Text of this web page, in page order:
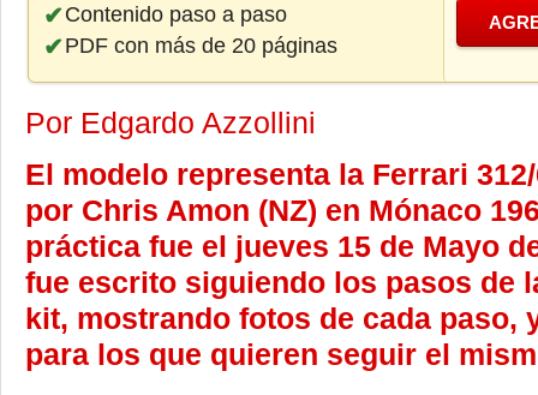
Contenido paso a paso
PDF con más de 20 páginas
Por Edgardo Azzollini
El modelo representa la Ferrari
por Chris Amon (NZ) en Mónaco
práctica fue el jueves 15 de Mayo
fue escrito siguiendo los pasos de
kit, mostrando fotos de cada paso,
para los que quieren seguir el